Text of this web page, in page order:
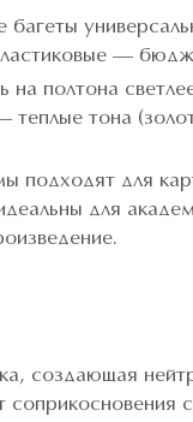
—
полтона
теплые тона
подходят для
для
создающая
соприкосновения